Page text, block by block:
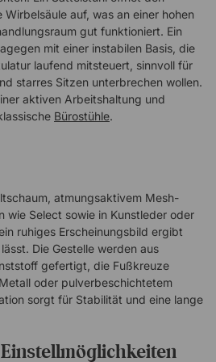
Wolle, 15% Polyamid) Fußkreuz
Böden (ø50 mm) Durchmesser
Fußring: 45,5 cm - optional!
GREENGUARD GoldRH Support
Sattelstuhl, der aktives Sitzen
fördert. Ideal für den häufigen
Stehen. Sattelförmiger Sitz
Garantie!
auf, was an einer hohen
gut funktioniert. Ein
mit einer instabilen Basis, die
laufend mitsteuert, sinnvoll für
starres Sitzen unterbrechen wollen.
aktiven Arbeitshaltung und
Bürostühle.
atmungsaktivem Mesh-
wie Select sowie in Kunstleder oder
ruhiges Erscheinungsbild ergibt
Die Gestelle werden aus
gefertigt, die Fußkreuze
oder pulverbeschichtetem
sorgt für Stabilität und eine lange